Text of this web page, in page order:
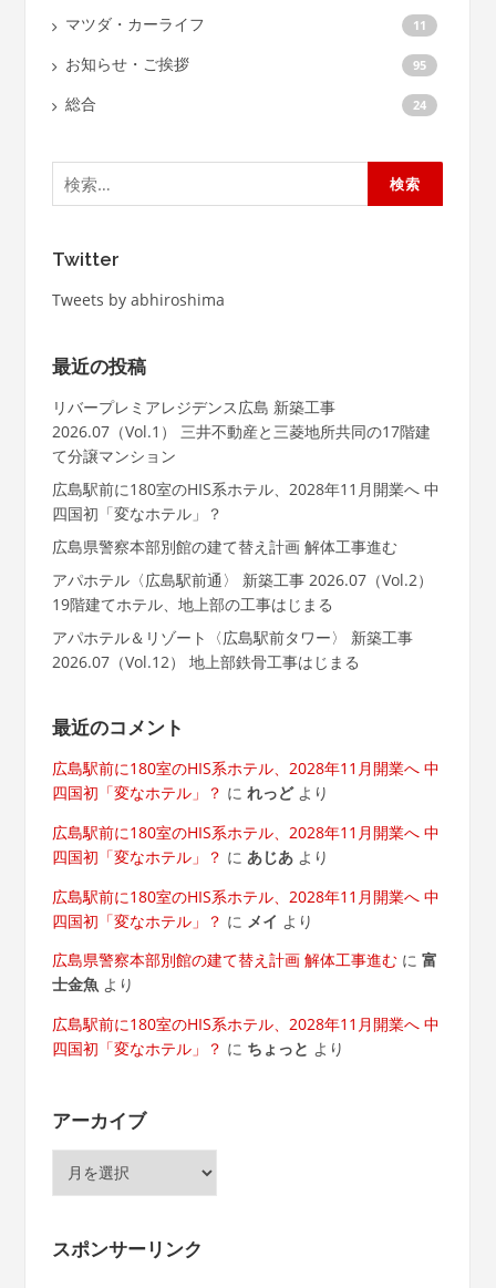
マツダ・カーライフ 11
お知らせ・ご挨拶 95
総合 24
検
索:
Twitter
Tweets by abhiroshima
最近の投稿
リバープレミアレジデンス広島 新築工事
2026.07（Vol.1） 三井不動産と三菱地所共同の17階建
て分譲マンション
広島駅前に180室のHIS系ホテル、2028年11月開業へ 中
四国初「変なホテル」？
広島県警察本部別館の建て替え計画 解体工事進む
アパホテル〈広島駅前通〉 新築工事 2026.07（Vol.2）
19階建てホテル、地上部の工事はじまる
アパホテル＆リゾート〈広島駅前タワー〉 新築工事
2026.07（Vol.12） 地上部鉄骨工事はじまる
最近のコメント
広島駅前に180室のHIS系ホテル、2028年11月開業へ 中
四国初「変なホテル」？ に れっどより
広島駅前に180室のHIS系ホテル、2028年11月開業へ 中
四国初「変なホテル」？ に あじあより
広島駅前に180室のHIS系ホテル、2028年11月開業へ 中
四国初「変なホテル」？ に メイ より
広島県警察本部別館の建て替え計画 解体工事進むに 富
士金魚より
広島駅前に180室のHIS系ホテル、2028年11月開業へ 中
四国初「変なホテル」？ に ちょっと より
アーカイブ
ブ
スポンサーリンク